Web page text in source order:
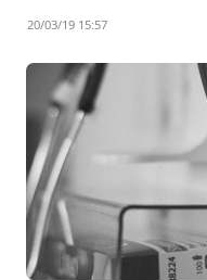
20/03/19 15:57